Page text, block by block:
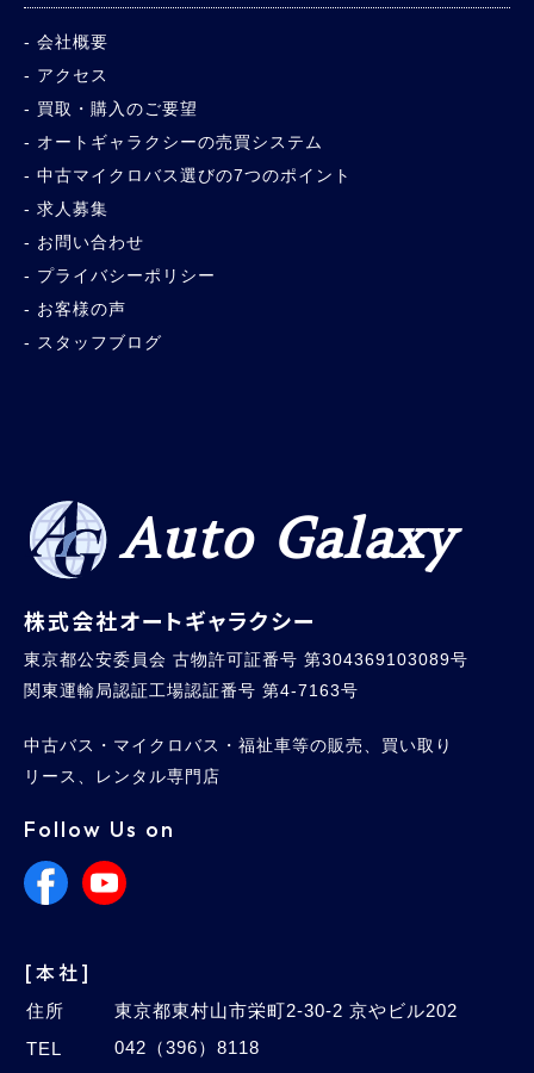
会社概要
アクセス
買取・購入のご要望
オートギャラクシーの売買システム
中古マイクロバス選びの7つのポイント
求人募集
お問い合わせ
プライバシーポリシー
お客様の声
スタッフブログ
Auto Galaxy
株式会社オートギャラクシー
東京都公安委員会 古物許可証番号 第304369103089号
関東運輸局認証工場認証番号 第4-7163号
中古バス・マイクロバス・福祉車等の販売、買い取り
リース、レンタル専門店
Follow Us on
[本社]
住所
東京都東村山市栄町2-30-2 京やビル202
TEL
042（396）8118